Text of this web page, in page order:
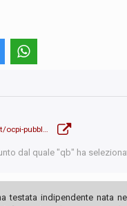
dal quale "qb" ha
testata indipendente nata